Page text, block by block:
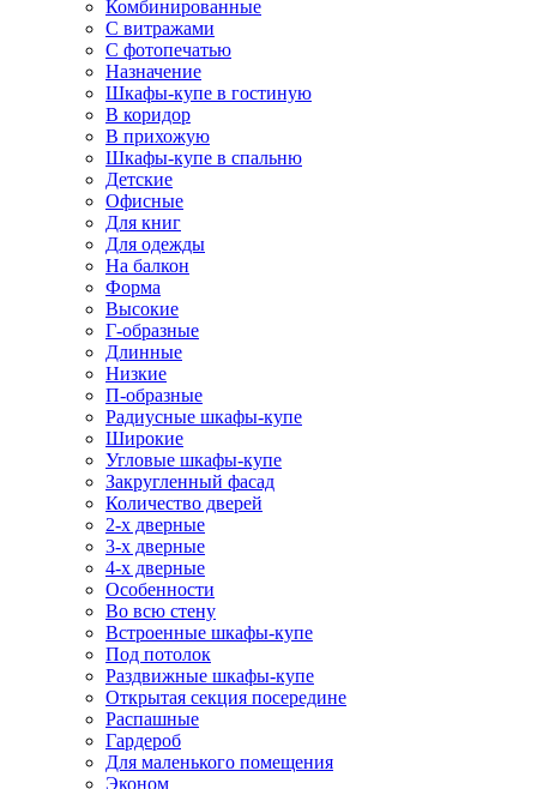
Комбинированные
С витражами
С фотопечатью
Назначение
Шкафы-купе в гостиную
В коридор
В прихожую
Шкафы-купе в спальню
Детские
Офисные
Для книг
Для одежды
На балкон
Форма
Высокие
Г-образные
Длинные
Низкие
П-образные
Радиусные шкафы-купе
Широкие
Угловые шкафы-купе
Закругленный фасад
Количество дверей
2-х дверные
3-х дверные
4-х дверные
Особенности
Во всю стену
Встроенные шкафы-купе
Под потолок
Раздвижные шкафы-купе
Открытая секция посередине
Распашные
Гардероб
Для маленького помещения
Эконом